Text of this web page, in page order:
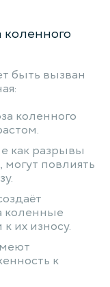
быть вызван
коленного
как разрывы
повлиять
коленные
их износу.
к